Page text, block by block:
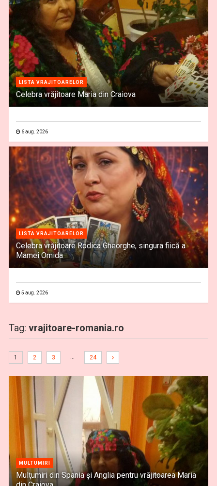
LISTA VRAJITOARELOR
Celebra vrăjitoare Maria din Craiova
6 aug. 2026
LISTA VRAJITOARELOR
Celebra vrăjitoare Rodica Gheorghe, singura fiică a
Mamei Omida
5 aug. 2026
Tag: vrajitoare-romania.ro
1 2 3 … 24
MULTUMIRI
Mulţumiri din Spania şi Anglia pentru vrăjitoarea Maria